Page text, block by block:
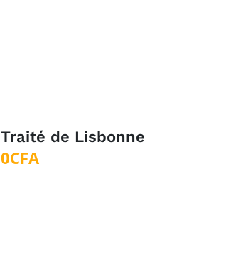
Traité de Lisbonne
0CFA